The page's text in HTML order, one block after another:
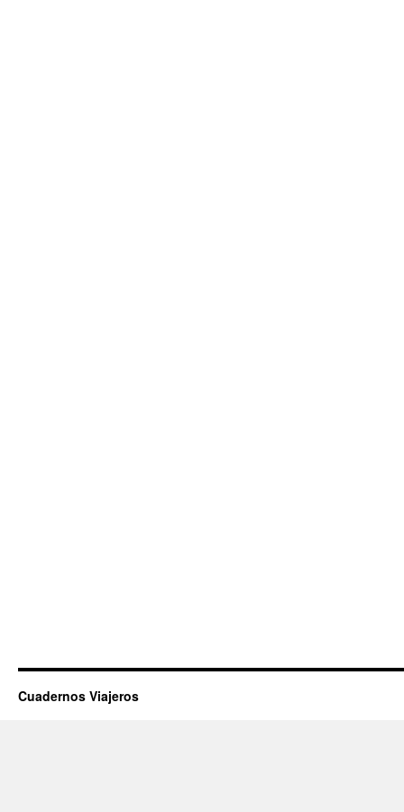
Cuadernos Viajeros